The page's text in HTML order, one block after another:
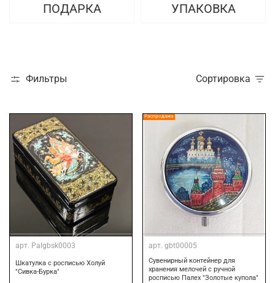
ПОДАРКА
УПАКОВКА
Фильтры Сортировка
арт. Palgbsk0003
Шкатулка с росписью Холуй
"Сивка-Бурка"
Распродажа
арт. gbt00005
Сувенирный контейнер для
хранения мелочей с ручной
росписью Палех "Золотые купола"